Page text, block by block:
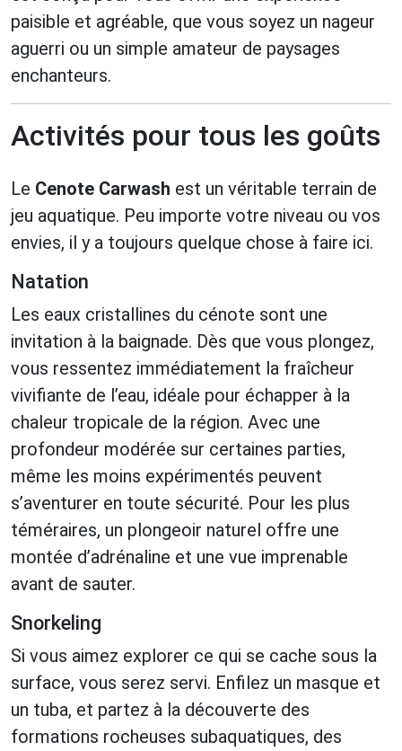
paisible et agréable, que vous soyez un nageur
aguerri ou un simple amateur de paysages
enchanteurs.
Activités pour tous les goûts
Le Cenote Carwash est un véritable terrain de
jeu aquatique. Peu importe votre niveau ou vos
envies, il y a toujours quelque chose à faire ici.
Natation
Les eaux cristallines du cénote sont une
invitation à la baignade. Dès que vous plongez,
vous ressentez immédiatement la fraîcheur
vivifiante de l’eau, idéale pour échapper à la
chaleur tropicale de la région. Avec une
profondeur modérée sur certaines parties,
même les moins expérimentés peuvent
s’aventurer en toute sécurité. Pour les plus
téméraires, un plongeoir naturel offre une
montée d’adrénaline et une vue imprenable
avant de sauter.
Snorkeling
Si vous aimez explorer ce qui se cache sous la
surface, vous serez servi. Enfilez un masque et
un tuba, et partez à la découverte des
formations rocheuses subaquatiques, des